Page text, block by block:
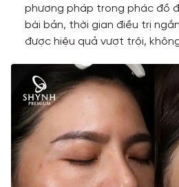
phương pháp trong phác đồ
bài bản, thời gian điều trị
được hiệu quả vượt trội,